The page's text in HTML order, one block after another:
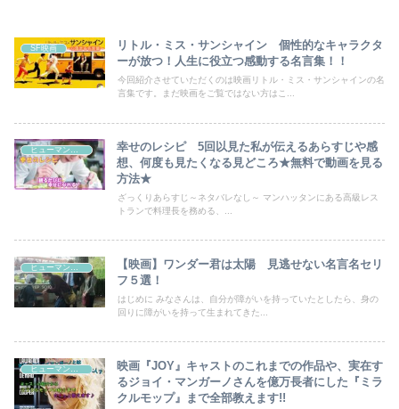
SF映画
リトル・ミス・サンシャイン 個性的なキャラクタ
ーが放つ！人生に役立つ感動する名言集！！
今回紹介させていただくのは映画リトル・ミス・サンシャインの名
言集です。まだ映画をご覧ではない方はこ...
ヒューマンドラマ
幸せのレシピ 5回以見た私が伝えるあらすじや感
想、何度も見たくなる見どころ★無料で動画を見る
方法★
ざっくりあらすじ～ネタバレなし～ マンハッタンにある高級レス
トランで料理長を務める、...
ヒューマンドラマ
【映画】ワンダー君は太陽 見逃せない名言名セリ
フ５選！
はじめに みなさんは、自分が障がいを持っていたとしたら、身の
回りに障がいを持って生まれてきた...
ヒューマンドラマ
映画『JOY』キャストのこれまでの作品や、実在す
るジョイ・マンガーノさんを億万長者にした『ミラ
クルモップ』まで全部教えます!!